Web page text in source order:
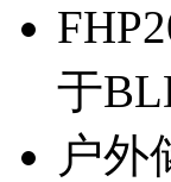
于
户外